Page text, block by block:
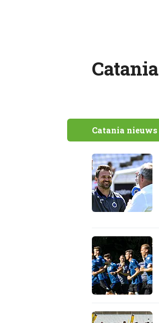
Catania
Catania nieuws